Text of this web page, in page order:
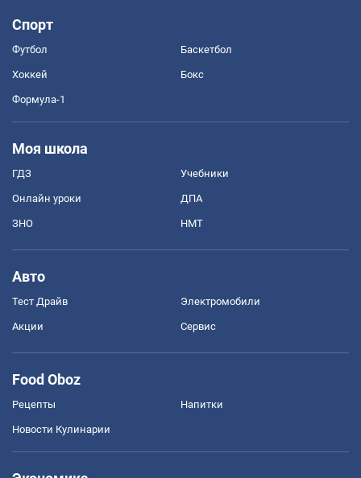
Спорт
Футбол Баскетбол
Хоккей Бокс
Формула-1
Моя школа
ГДЗ Учебники
Онлайн уроки ДПА
ЗНО НМТ
Авто
Тест Драйв Электромобили
Акции Сервис
Food Oboz
Рецепты Напитки
Новости Кулинарии